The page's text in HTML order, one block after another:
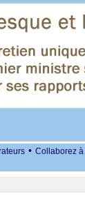
• Collaborez